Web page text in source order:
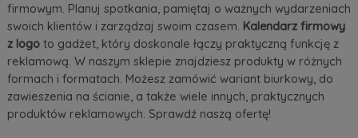
firmowym. Planuj spotkania, pamiętaj o ważnych wydarzeniach
swoich klientów i zarządzaj swoim czasem. Kalendarz firmowy
z logoto gadżet, który doskonale łączy praktyczną funkcję z
reklamową. W naszym sklepie znajdziesz produkty w różnych
formach i formatach. Możesz zamówić wariant biurkowy, do
zawieszenia na ścianie, a także wiele innych, praktycznych
produktów reklamowych. Sprawdź naszą ofertę!